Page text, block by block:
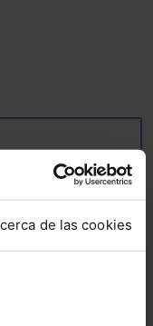
de las cookies
con